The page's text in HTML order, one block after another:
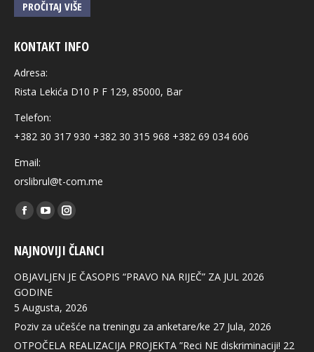
PROČITAJ VIŠE
KONTAKT INFO
Adresa:
Rista Lekića D10 P F 129, 85000, Bar
Telefon:
+382 30 317 930 +382 30 315 968 +382 69 034 606
Email:
orslibrul@t-com.me
Find us on:
NAJNOVIJI ČLANCI
OBJAVLJEN JE ČASOPIS “PRAVO NA RIJEČ” ZA JUL 2026
GODINE
5 Augusta, 2026
Poziv za učešće na treningu za anketare/ke 27 Jula, 2026
OTPOČELA REALIZACIJA PROJEKTA ”Reci NE diskriminaciji! 22